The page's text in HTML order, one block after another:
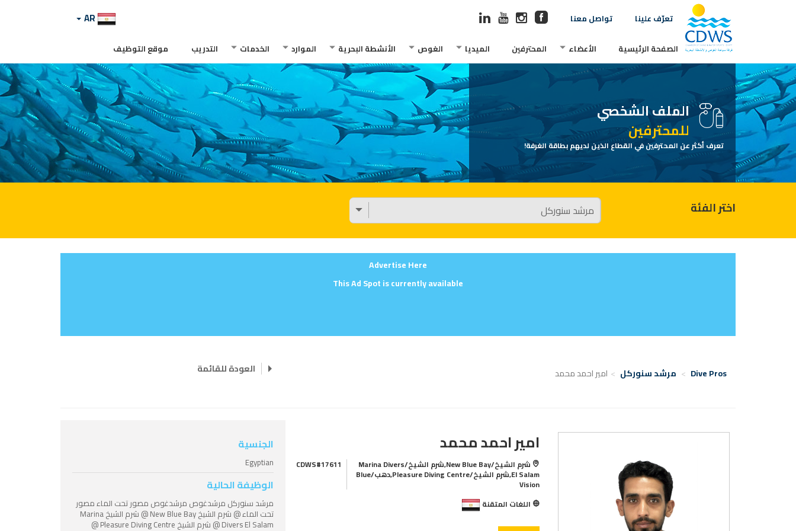
تعرّف علينا تواصل معنا
الصفحة الرئيسية الأعضاء المحترفين الميديا الغوص الأنشطة البحرية الموارد الخدمات التدريب موقع التوظيف
الملف الشخصي
للمحترفين
تعرف أكثر عن المحترفين في القطاع الذين لديهم بطاقة الغرفة!
اختر الفئة
Advertise Here
This Ad Spot is currently available
Dive Pros مرشد سنوركل امير احمد محمد العودة للقائمة
امير احمد محمد
شرم الشيخ/New Blue Bay,شرم الشيخ/Marina Divers
El Salam,شرم الشيخ/Pleasure Diving Centre,دهب/Blue
Vision
CDWS#17611
اللغات المتقنة
الجنسية
Egyptian
الوظيفة الحالية
مرشد سنوركل مرشدغوص مرشدغوص مصور تحت الماء مصور
تحت الماء @ شرم الشيخ New Blue Bay @ شرم الشيخ Marina
Divers El Salam @ شرم الشيخ Pleasure Diving Centre @